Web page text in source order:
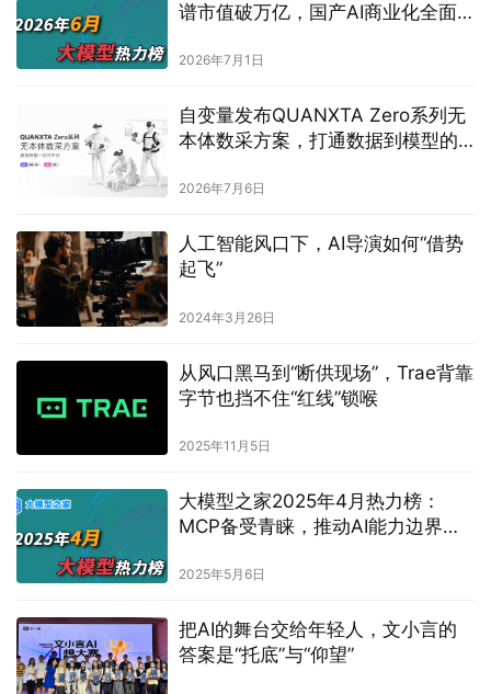
谱市值破万亿，国产AI商业化全面
2026年7月1日
自变量发布QUANXTA Zero系列无
本体数采方案，打通数据到模型的
2026年7月6日
人工智能风口下，AI导演如何“借势
起飞”
2024年3月26日
从风口黑马到“断供现场”，Trae背靠
字节也挡不住“红线”锁喉
2025年11月5日
大模型之家2025年4月热力榜：
MCP备受青睐，推动AI能力边界扩
2025年5月6日
把AI的舞台交给年轻人，文小言的
答案是“托底”与“仰望”